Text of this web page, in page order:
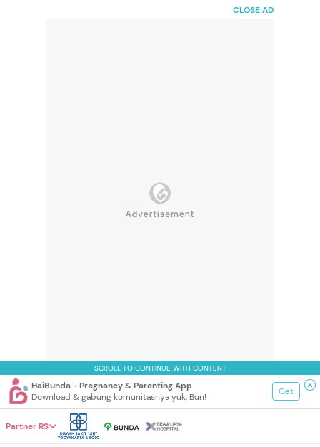
CLOSE AD
SCROLL TO CONTINUE WITH CONTENT
HaiBunda - Pregnancy & Parenting App
Download & gabung komunitasnya yuk, Bun!
Get
Partner RS